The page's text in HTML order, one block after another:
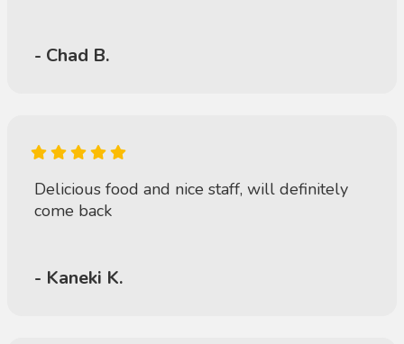
- Chad B.
Delicious food and nice staff, will definitely
come back
- Kaneki K.